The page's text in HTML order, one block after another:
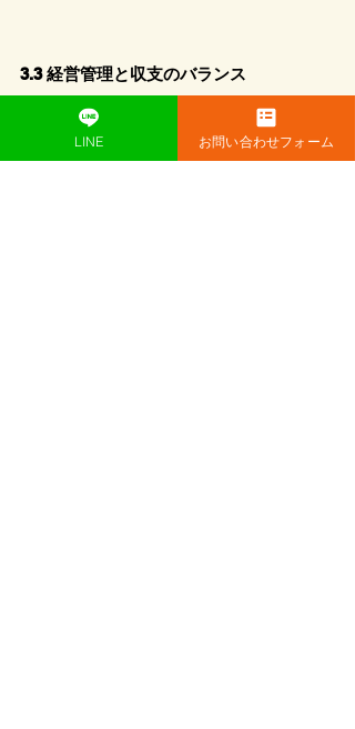
3.3 経営管理と収支のバランス
整体院を独立開業した後、思ったよりも多くの
人が苦労するのが「経営の数字管理」です。技
LINE お問い合わせフォーム